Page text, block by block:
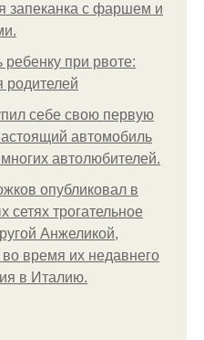
запеканка с фаршем и
ребенку при рвоте:
родителей
себе свою первую
автомобиль
автолюбителей.
опубликовал в
сетях трогательное
Анжеликой,
время их недавнего
в Италию.